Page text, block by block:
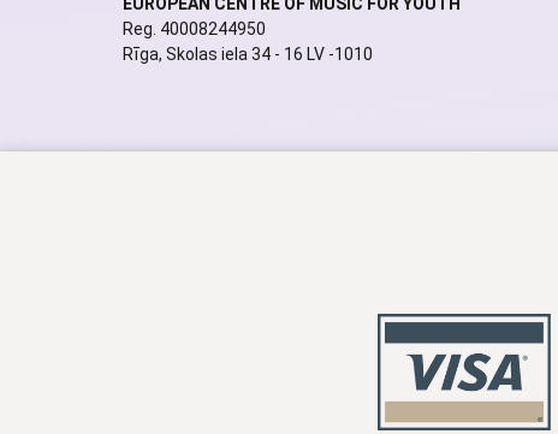
Reg. 40008244950
Rīga, Skolas iela 34 - 16 LV -1010